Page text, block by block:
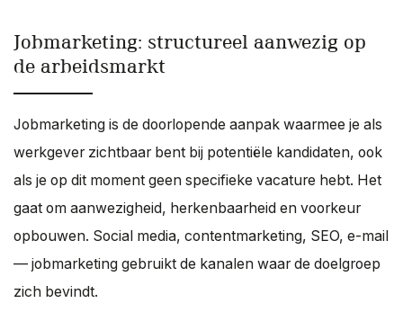
Jobmarketing: structureel aanwezig op
de arbeidsmarkt
Jobmarketing is de doorlopende aanpak waarmee je als
werkgever zichtbaar bent bij potentiële kandidaten, ook
als je op dit moment geen specifieke vacature hebt. Het
gaat om aanwezigheid, herkenbaarheid en voorkeur
opbouwen. Social media, contentmarketing, SEO, e-mail
— jobmarketing gebruikt de kanalen waar de doelgroep
zich bevindt.